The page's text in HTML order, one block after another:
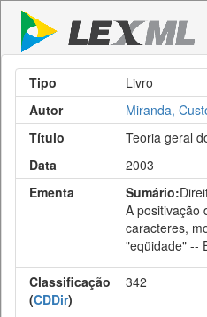
Tipo
Livro
Autor
Miranda,
Título
Teoria geral
Data
2003
Ementa
Sumário:
A positivação
caracteres,
"eqüidade" --
Classificação
(CDDir)
342